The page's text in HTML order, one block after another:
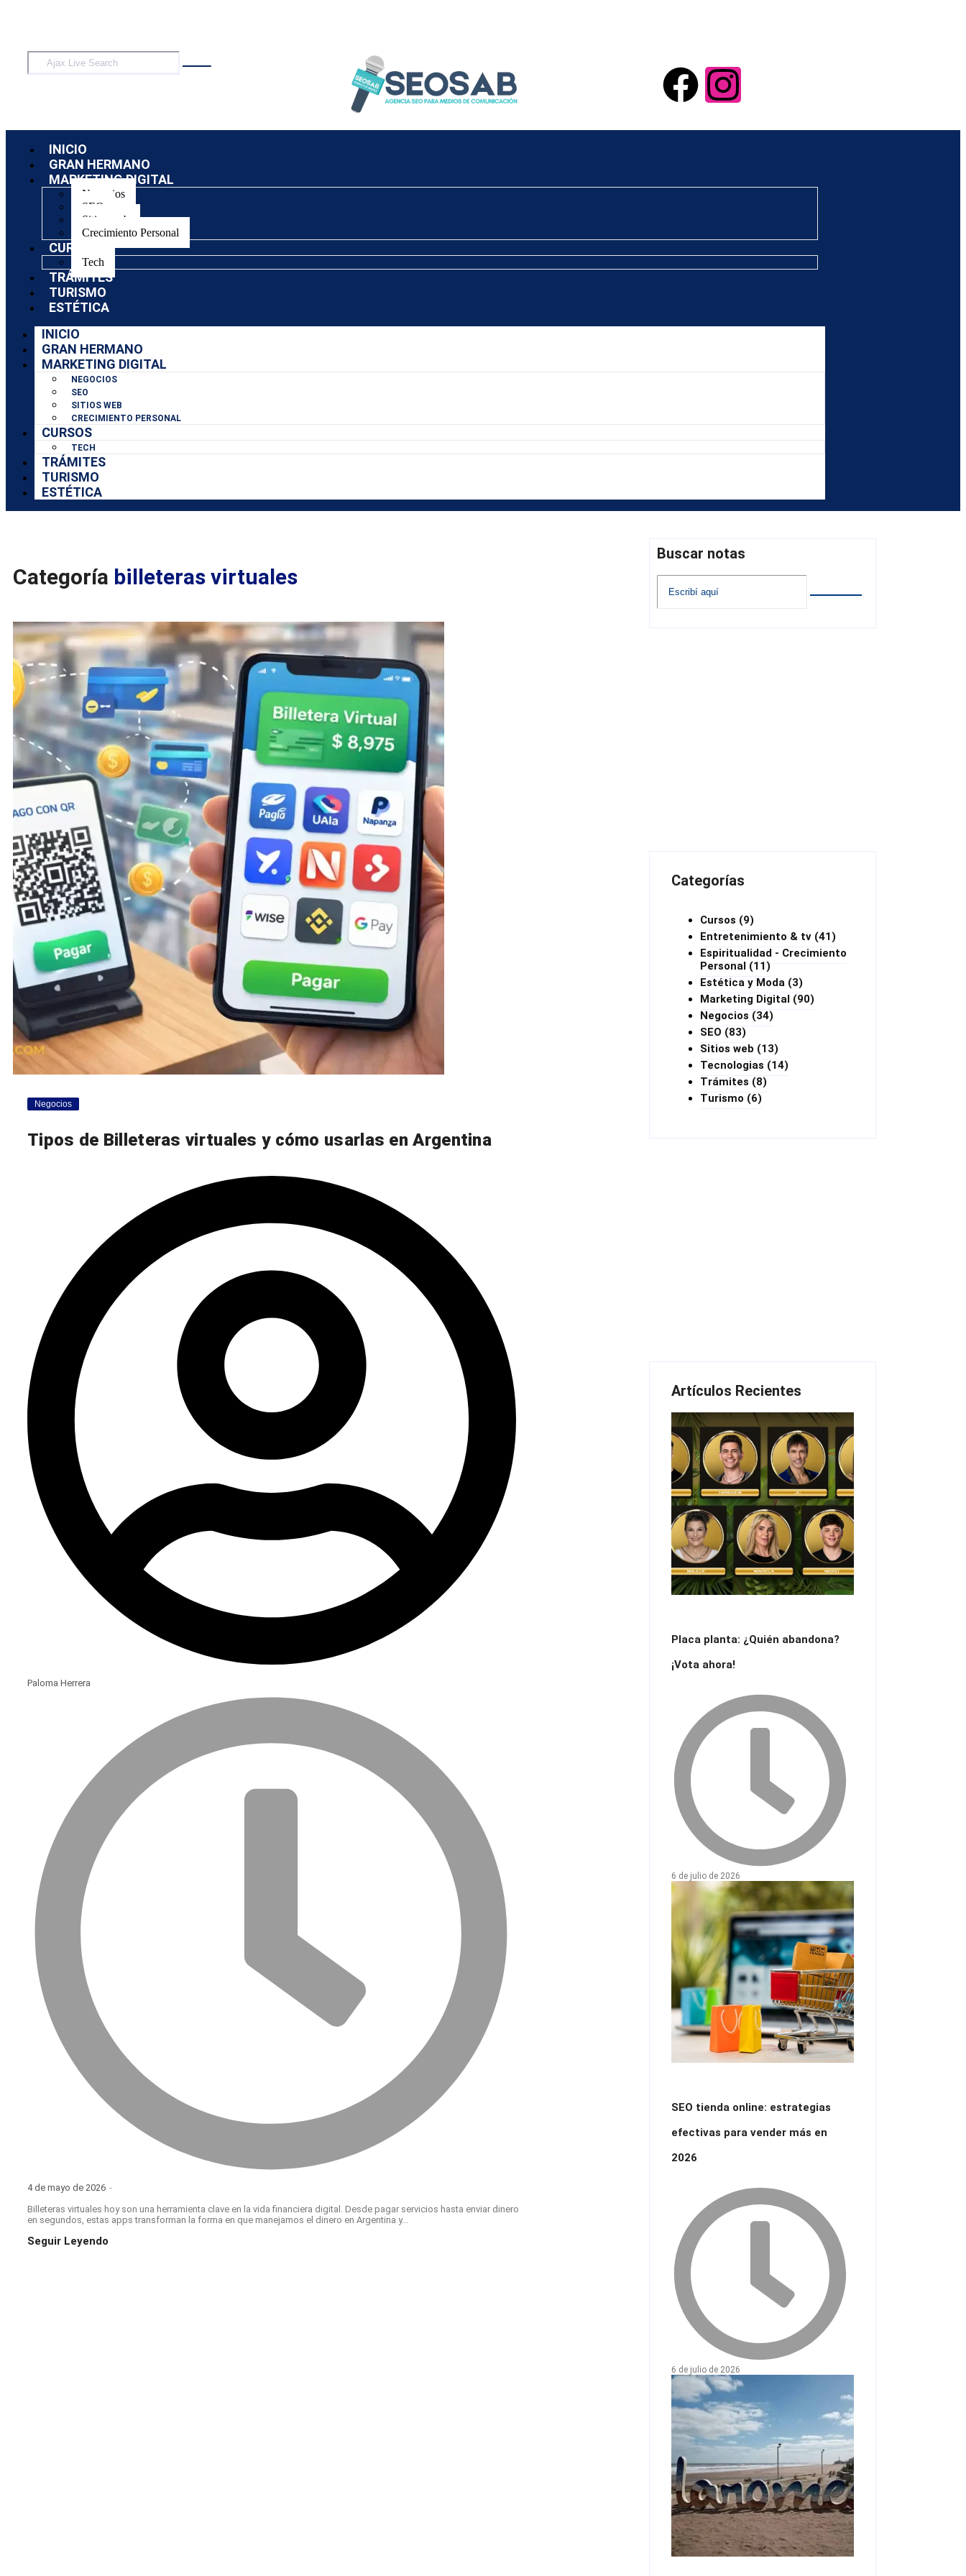
INICIO
GRAN HERMANO
MARKETING DIGITAL
Negocios
SEO
Sitios web
Crecimiento Personal
CURSOS
Tech
TRÁMITES
TURISMO
ESTÉTICA
INICIO
GRAN HERMANO
MARKETING DIGITAL
NEGOCIOS
SEO
SITIOS WEB
CRECIMIENTO PERSONAL
CURSOS
TECH
TRÁMITES
TURISMO
ESTÉTICA
Categoría billeteras virtuales
Negocios
Tipos de Billeteras virtuales y cómo usarlas en Argentina
Paloma Herrera
4 de mayo de 2026 -
Billeteras virtuales hoy son una herramienta clave en la vida financiera digital. Desde pagar servicios hasta enviar dinero
en segundos, estas apps transforman la forma en que manejamos el dinero en Argentina y...
Seguir Leyendo
Buscar notas
Categorías
Cursos (9)
Entretenimiento & tv (41)
Espiritualidad - Crecimiento
Personal (11)
Estética y Moda (3)
Marketing Digital (90)
Negocios (34)
SEO (83)
Sitios web (13)
Tecnologias (14)
Trámites (8)
Turismo (6)
Artículos Recientes
Placa planta: ¿Quién abandona?
¡Vota ahora!
6 de julio de 2026
SEO tienda online: estrategias
efectivas para vender más en
2026
6 de julio de 2026